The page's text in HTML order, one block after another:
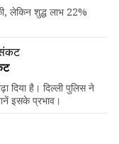
लेकिन शुद्ध लाभ 22%
दिया है। दिल्ली पुलिस ने
इसके प्रभाव।